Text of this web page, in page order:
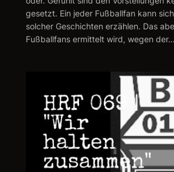
gesetzt. Ein jeder Fußballfan kann
solcher Geschichten erzählen. Das
Fußballfans ermittelt wird, wegen der…